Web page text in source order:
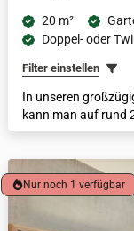
20 m²
Doppel- oder
Filter einstellen
In unseren
kann man auf rund
entfliehen und sich
Nur noch 1 verfügbar